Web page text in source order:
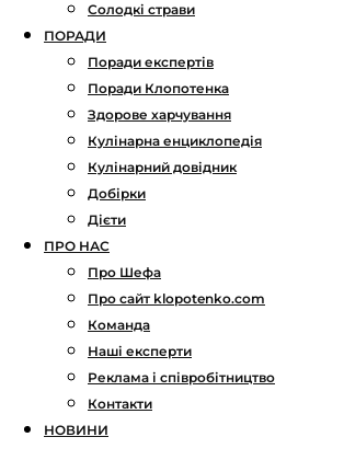
Солодкі страви
ПОРАДИ
Поради експертів
Поради Клопотенка
Здорове харчування
Кулінарна енциклопедія
Кулінарний довідник
Добірки
Дієти
ПРО НАС
Про Шефа
Про сайт klopotenko.com
Команда
Наші експерти
Реклама і співробітництво
Контакти
НОВИНИ